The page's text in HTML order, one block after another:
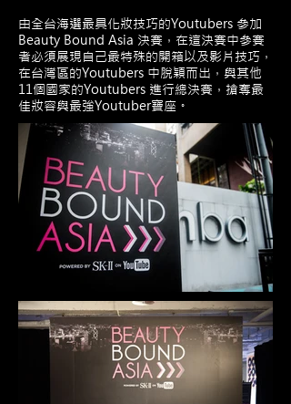
由全台海選最具化妝技巧的Youtubers 參加
Beauty Bound Asia 決賽，在這決賽中參賽
者必須展現自己最特殊的開箱以及影片技巧，
在台灣區的Youtubers 中脫穎而出，與其他
11個國家的Youtubers 進行總決賽，搶奪最
佳妝容與最強Youtuber寶座。